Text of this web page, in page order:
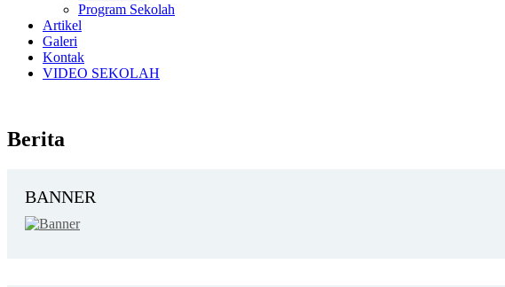
Program Sekolah
Artikel
Galeri
Kontak
VIDEO SEKOLAH
Berita
BANNER